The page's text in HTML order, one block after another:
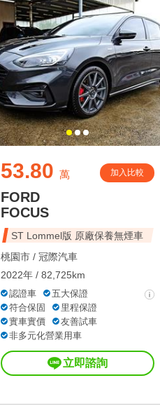
53.80 萬 加入比較
FORD
FOCUS
ST Lommel版 原廠保養無煙車
桃園市 / 冠際汽車
2022年 / 82,725km
認證車
五大保證
符合保固
里程保證
實車實價
友善試車
非多元化營業用車
立即諮詢